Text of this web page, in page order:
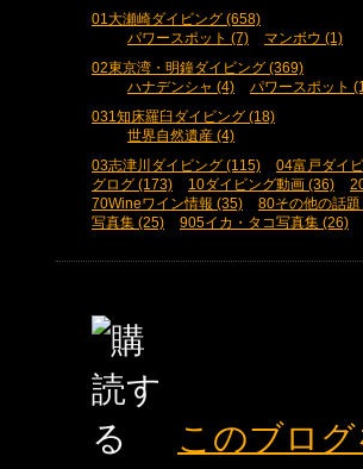
01大瀬崎ダイビング (658)
パワースポット (7)
マンボウ (1)
02東京湾・明鐘ダイビング (369)
ハナデンシャ (4)
パワースポット
031知床羅臼ダイビング (18)
世界自然遺産 (4)
03志津川ダイビング (115)
04富戸ダイ
グログ (173)
10ダイビング動画 (36)
70Wineワイン情報 (35)
80その他の話
写真集 (25)
905イカ・タコ写真集 (26)
このブロ